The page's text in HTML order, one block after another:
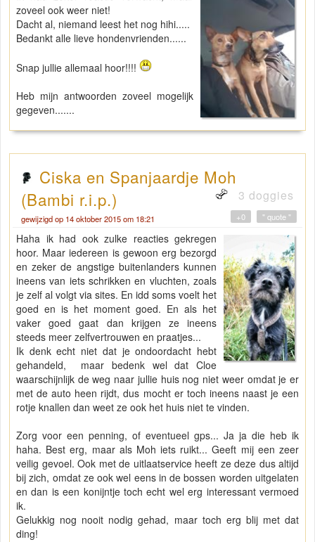
zoveel ook weer niet!
Dacht al, niemand leest het nog hihi.....
Bedankt alle lieve hondenvrienden......
Snap jullie allemaal hoor!!!!
Heb mijn antwoorden zoveel mogelijk
gegeven.......
Ciska en Spanjaardje Moh
(Bambi r.i.p.)
3 doggies
gewijzigd op 14 oktober 2015 om 18:21 " quote "
+0
Haha ik had ook zulke reacties gekregen
hoor. Maar iedereen is gewoon erg bezorgd
en zeker de angstige buitenlanders kunnen
ineens van iets schrikken en vluchten, zoals
je zelf al volgt via sites. En idd soms voelt het
goed en is het moment goed. En als het
vaker goed gaat dan krijgen ze ineens
steeds meer zelfvertrouwen en praatjes...
Ik denk echt niet dat je ondoordacht hebt
gehandeld, maar bedenk wel dat Cloe
waarschijnlijk de weg naar jullie huis nog niet weer omdat je er
met de auto heen rijdt, dus mocht er toch ineens naast je een
rotje knallen dan weet ze ook het huis niet te vinden.
Zorg voor een penning, of eventueel gps... Ja ja die heb ik
haha. Best erg, maar als Moh iets ruikt... Geeft mij een zeer
veilig gevoel. Ook met de uitlaatservice heeft ze deze dus altijd
bij zich, omdat ze ook wel eens in de bossen worden uitgelaten
en dan is een konijntje toch echt wel erg interessant vermoed
ik.
Gelukkig nog nooit nodig gehad, maar toch erg blij met dat
ding!